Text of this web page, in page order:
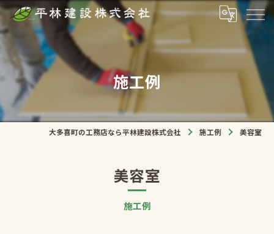
施工例
大多喜町の工務店なら平林建設株式会社 施工例 美容室
施工例
美容室